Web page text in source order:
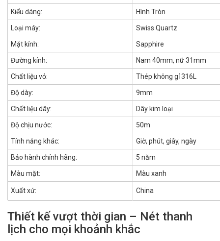
Kiểu dáng: Hình Tròn
Loại máy: Swiss Quartz
Mặt kính: Sapphire
Đường kính: Nam 40mm, nữ 31mm
Chất liệu vỏ: Thép không gỉ 316L
Độ dày: 9mm
Chất liệu dây: Dây kim loại
Độ chịu nước: 50m
Tính năng khác: Giờ, phút, giây, ngày
Bảo hành chính hãng: 5 năm
Màu mặt: Màu xanh
Xuất xứ: China
Thiết kế vượt thời gian – Nét thanh
lịch cho mọi khoảnh khắc